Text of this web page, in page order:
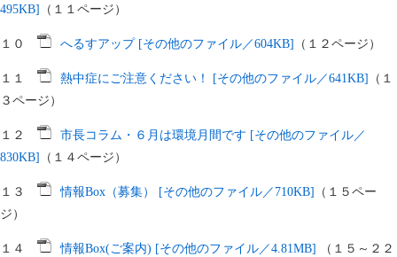
495KB]
（１１ページ）
１０ へるすアップ [その他のファイル／604KB] （１２ページ）
１１ 熱中症にご注意ください！ [その他のファイル／641KB]
（１
３ページ）
１２
市長コラム・６月は環境月間です [その他のファイル／
830KB]
（１４ページ）
１３ 情報Box（募集） [その他のファイル／710KB]
（１５ペー
ジ）
１４ 情報Box(ご案内) [その他のファイル／4.81MB]
（１５～２２